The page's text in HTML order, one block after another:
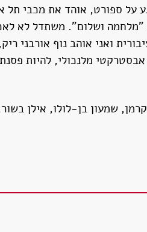
על ספורט, אוהד את מכבי תל
ואני אוהב נוף
מלנכולי, להיות
שמעון בן-לולו, אילן